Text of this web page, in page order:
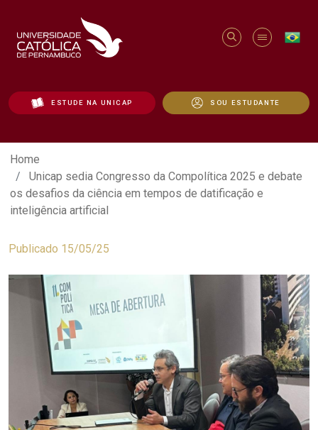
ESTUDE NA UNICAP SOU ESTUDANTE
Unicap sedia Congresso da
Home
Unicap sedia Congresso da Compolítica 2025 e debate
os desafios da ciência em tempos de datificação e
inteligência artificial
Publicado 15/05/25